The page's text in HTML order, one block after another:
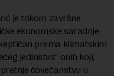
je tokom završne
ekonomske saradnje
prema klimatskim
jedinstva“ onih koji,
čovečanstvu u